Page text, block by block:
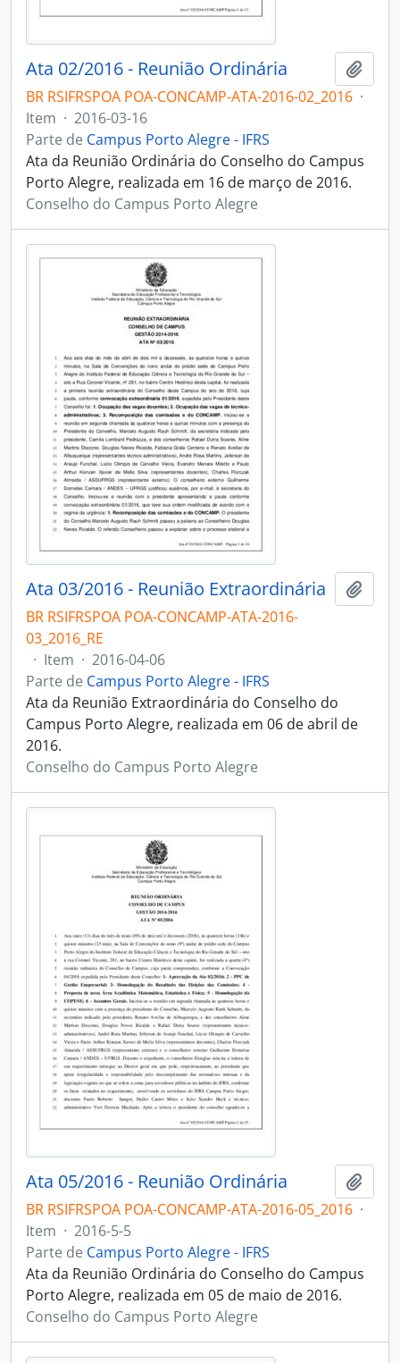
Ata 02/2016 - Reunião Ordinária
BR RSIFRSPOA POA-CONCAMP-ATA-2016-02_2016 ·
Item · 2016-03-16
Parte de Campus Porto Alegre - IFRS
Ata da Reunião Ordinária do Conselho do Campus
Porto Alegre, realizada em 16 de março de 2016.
Conselho do Campus Porto Alegre
Ata 03/2016 - Reunião Extraordinária
BR RSIFRSPOA POA-CONCAMP-ATA-2016-
03_2016_RE
· Item · 2016-04-06
Parte de Campus Porto Alegre - IFRS
Ata da Reunião Extraordinária do Conselho do
Campus Porto Alegre, realizada em 06 de abril de
2016.
Conselho do Campus Porto Alegre
Ata 05/2016 - Reunião Ordinária
BR RSIFRSPOA POA-CONCAMP-ATA-2016-05_2016 ·
Item · 2016-5-5
Parte de Campus Porto Alegre - IFRS
Ata da Reunião Ordinária do Conselho do Campus
Porto Alegre, realizada em 05 de maio de 2016.
Conselho do Campus Porto Alegre